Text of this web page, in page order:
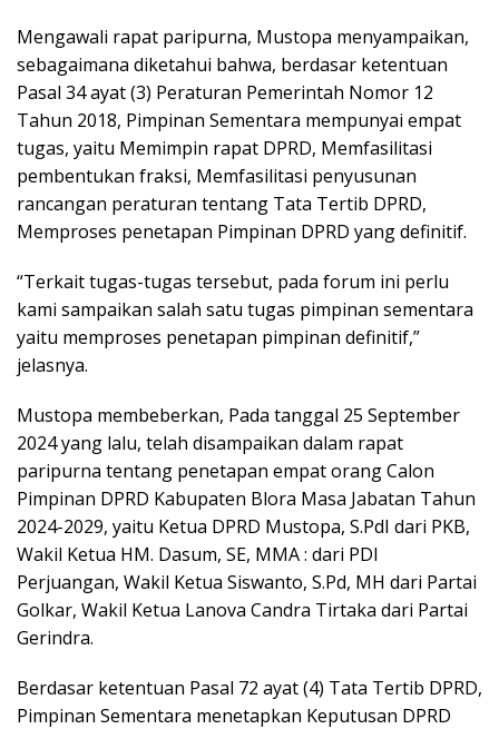
Mengawali rapat paripurna, Mustopa menyampaikan,
sebagaimana diketahui bahwa, berdasar ketentuan
Pasal 34 ayat (3) Peraturan Pemerintah Nomor 12
Tahun 2018, Pimpinan Sementara mempunyai empat
tugas, yaitu Memimpin rapat DPRD, Memfasilitasi
pembentukan fraksi, Memfasilitasi penyusunan
rancangan peraturan tentang Tata Tertib DPRD,
Memproses penetapan Pimpinan DPRD yang definitif.
“Terkait tugas-tugas tersebut, pada forum ini perlu
kami sampaikan salah satu tugas pimpinan sementara
yaitu memproses penetapan pimpinan definitif,”
jelasnya.
Mustopa membeberkan, Pada tanggal 25 September
2024 yang lalu, telah disampaikan dalam rapat
paripurna tentang penetapan empat orang Calon
Pimpinan DPRD Kabupaten Blora Masa Jabatan Tahun
2024-2029, yaitu Ketua DPRD Mustopa, S.PdI dari PKB,
Wakil Ketua HM. Dasum, SE, MMA : dari PDI
Perjuangan, Wakil Ketua Siswanto, S.Pd, MH dari Partai
Golkar, Wakil Ketua Lanova Candra Tirtaka dari Partai
Gerindra.
Berdasar ketentuan Pasal 72 ayat (4) Tata Tertib DPRD,
Pimpinan Sementara menetapkan Keputusan DPRD